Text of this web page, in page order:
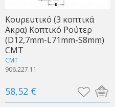
Κουρευτικό (3 κοπτικά
Ακρα) Κοπτικό Ρούτερ
(D12,7mm-L71mm-S8mm)
CMT
CMT
906.227.11
58,52 €